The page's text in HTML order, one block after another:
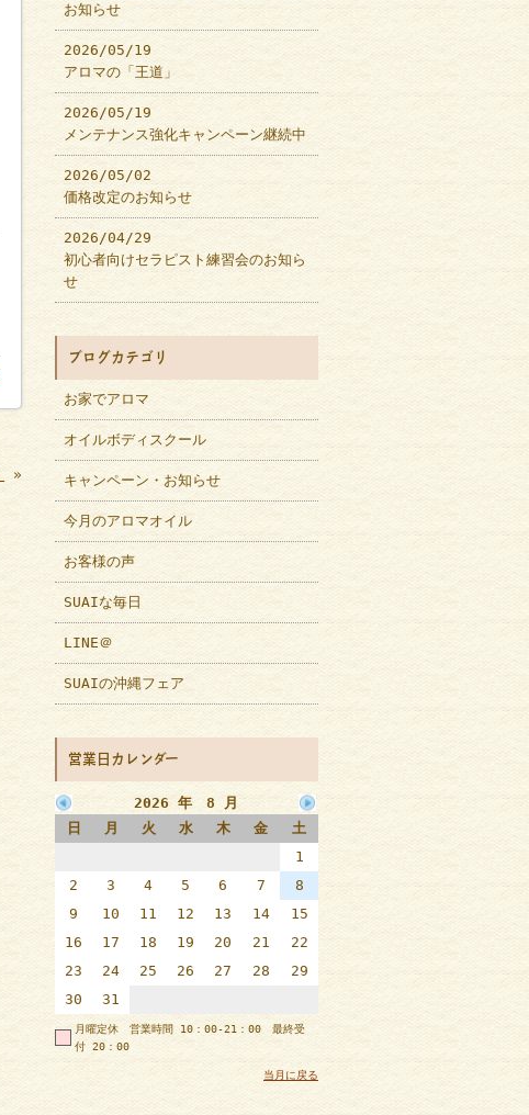
»
お知らせ
2026/05/19
アロマの「王道」
2026/05/19
メンテナンス強化キャンペーン継続中
2026/05/02
価格改定のお知らせ
2026/04/29
初心者向けセラピスト練習会のお知ら
せ
ブログカテゴリ
お家でアロマ
オイルボディスクール
キャンペーン・お知らせ
今月のアロマオイル
お客様の声
SUAIな毎日
LINE＠
SUAIの沖縄フェア
営業日カレンダー
2026 年 8 月
日
月 火 水 木 金
土
1
2
3 4 5 6 7
8
9
10 11 12 13 14
15
16
17 18 19 20 21
22
23
24 25 26 27 28
29
30
31
月曜定休 営業時間 10：00-21：00 最終受
付 20：00
当月に戻る